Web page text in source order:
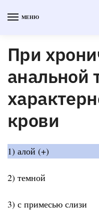
МЕНЮ
При
анальной
крови
1) алой (+)
2) темной
3) с примесью слизи